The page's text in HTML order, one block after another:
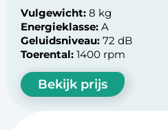
Vulgewicht: 8 kg
Energieklasse: A
Geluidsniveau: 72 dB
Toerental: 1400 rpm
Bekijk prijs